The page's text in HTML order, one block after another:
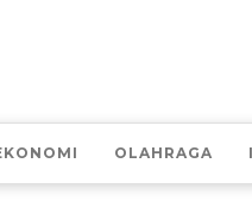
OLAHRAGA